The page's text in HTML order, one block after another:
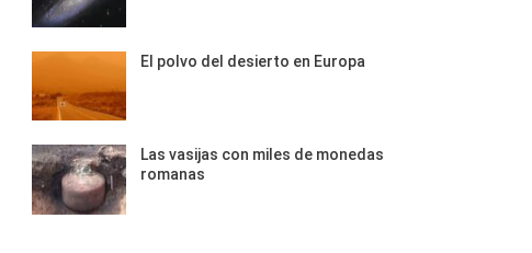
El polvo del desierto en Europa
Las vasijas con miles de monedas
romanas